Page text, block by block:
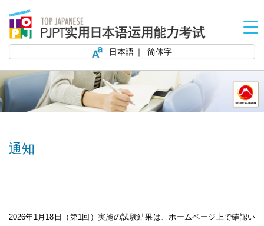
日本語 简体字
通知
2026年1 月 18 日（第1 回）実施の試験結果は、ホームページ上で確認い